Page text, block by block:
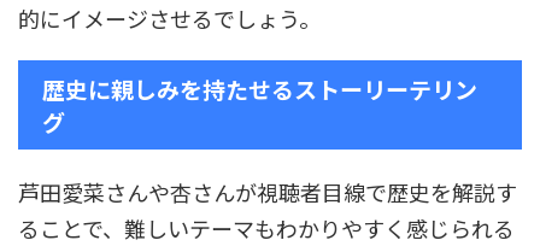
的にイメージさせるでしょう。
歴史に親しみを持たせるストーリーテリン
グ
芦田愛菜さんや杏さんが視聴者目線で歴史を解説す
ることで、難しいテーマもわかりやすく感じられる